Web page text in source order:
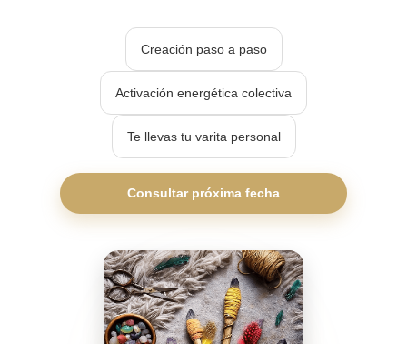
Creación paso a paso
Activación energética colectiva
Te llevas tu varita personal
Consultar próxima fecha